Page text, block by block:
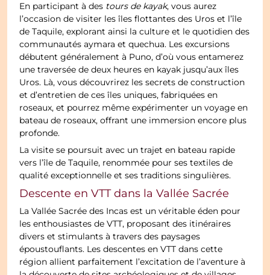
En participant à des tours de kayak, vous aurez
l’occasion de visiter les îles flottantes des Uros et l’île
de Taquile, explorant ainsi la culture et le quotidien des
communautés aymara et quechua. Les excursions
débutent généralement à Puno, d’où vous entamerez
une traversée de deux heures en kayak jusqu’aux îles
Uros. Là, vous découvrirez les secrets de construction
et d’entretien de ces îles uniques, fabriquées en
roseaux, et pourrez même expérimenter un voyage en
bateau de roseaux, offrant une immersion encore plus
profonde.
La visite se poursuit avec un trajet en bateau rapide
vers l’île de Taquile, renommée pour ses textiles de
qualité exceptionnelle et ses traditions singulières.
Descente en VTT dans la Vallée Sacrée
La Vallée Sacrée des Incas est un véritable éden pour
les enthousiastes de VTT, proposant des itinéraires
divers et stimulants à travers des paysages
époustouflants. Les descentes en VTT dans cette
région allient parfaitement l’excitation de l’aventure à